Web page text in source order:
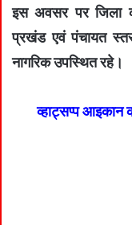
इस अवसर पर जिला
प्रखंड एवं पंचायत
नागरिक उपस्थित रहे।
व्हाट्सप्प